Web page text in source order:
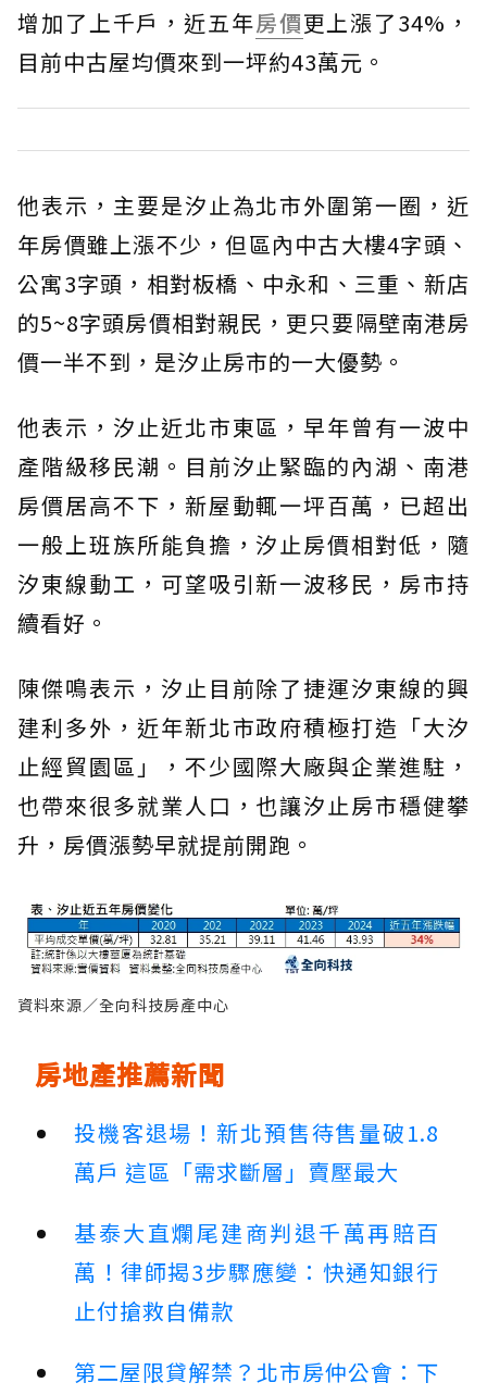
增加了上千戶，近五年房價更上漲了34%，
目前中古屋均價來到一坪約43萬元。
他表示，主要是汐止為北市外圍第一圈，近
年房價雖上漲不少，但區內中古大樓4字頭、
公寓3字頭，相對板橋、中永和、三重、新店
的5~8字頭房價相對親民，更只要隔壁南港房
價一半不到，是汐止房市的一大優勢。
他表示，汐止近北市東區，早年曾有一波中
產階級移民潮。目前汐止緊臨的內湖、南港
房價居高不下，新屋動輒一坪百萬，已超出
一般上班族所能負擔，汐止房價相對低，隨
汐東線動工，可望吸引新一波移民，房市持
續看好。
陳傑鳴表示，汐止目前除了捷運汐東線的興
建利多外，近年新北市政府積極打造「大汐
止經貿園區」，不少國際大廠與企業進駐，
也帶來很多就業人口，也讓汐止房市穩健攀
升，房價漲勢早就提前開跑。
資料來源／全向科技房產中心
房地產推薦新聞
投機客退場！新北預售待售量破1.8
萬戶 這區「需求斷層」賣壓最大
基泰大直爛尾建商判退千萬再賠百
萬！律師揭3步驟應變：快通知銀行
止付搶救自備款
第二屋限貸解禁？北市房仲公會：下